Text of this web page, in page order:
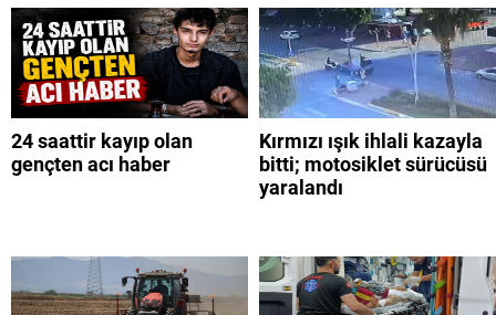
24 saattir kayıp olan
gençten acı haber
Kırmızı ışık ihlali kazayla
bitti; motosiklet sürücüsü
yaralandı